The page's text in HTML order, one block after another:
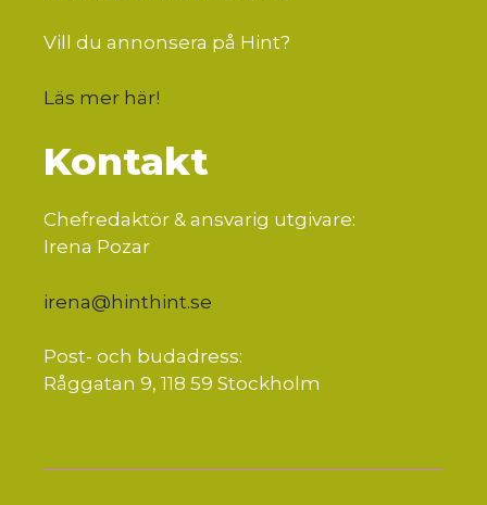
Vill du annonsera på Hint?
Läs mer här!
Kontakt
Chefredaktör & ansvarig utgivare:
Irena Pozar
irena@hinthint.se
Post- och budadress:
Råggatan 9, 118 59 Stockholm